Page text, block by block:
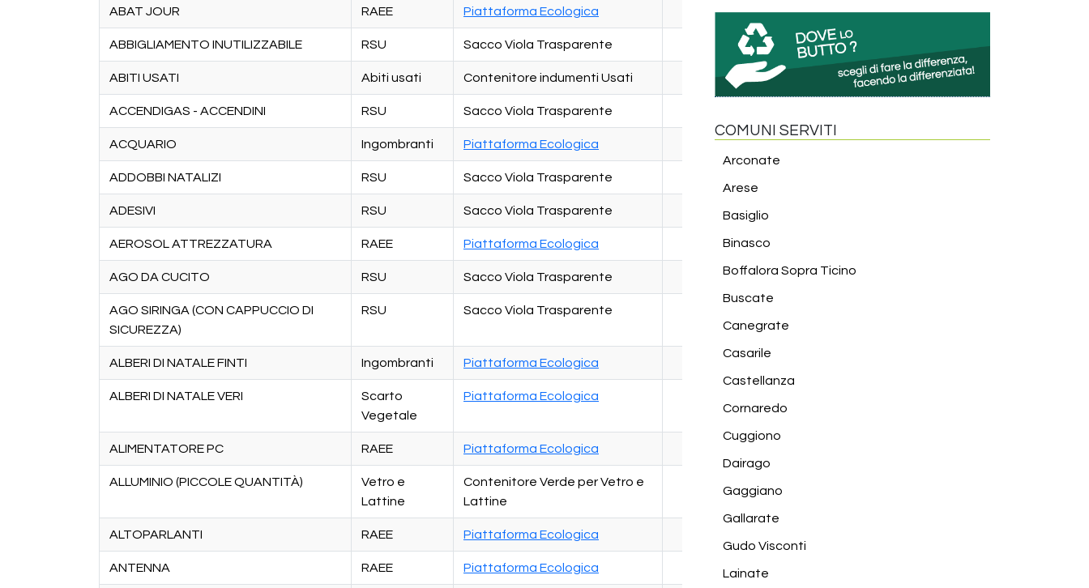
ABAT JOUR RAEE Piattaforma Ecologica
ABBIGLIAMENTO INUTILIZZABILE RSU Sacco Viola Trasparente
ABITI USATI Abiti usati Contenitore indumenti Usati
ACCENDIGAS - ACCENDINI RSU Sacco Viola Trasparente
ACQUARIO Ingombranti Piattaforma Ecologica
ADDOBBI NATALIZI RSU Sacco Viola Trasparente
ADESIVI RSU Sacco Viola Trasparente
AEROSOL ATTREZZATURA RAEE Piattaforma Ecologica
AGO DA CUCITO RSU Sacco Viola Trasparente
AGO SIRINGA (CON CAPPUCCIO DI
SICUREZZA)
RSU Sacco Viola Trasparente
ALBERI DI NATALE FINTI Ingombranti Piattaforma Ecologica
ALBERI DI NATALE VERI
Scarto
Vegetale
Piattaforma Ecologica
ALIMENTATORE PC RAEE Piattaforma Ecologica
ALLUMINIO (PICCOLE QUANTITÀ)
Vetro e
Lattine
Contenitore Verde per Vetro e
Lattine
ALTOPARLANTI RAEE Piattaforma Ecologica
ANTENNA RAEE Piattaforma Ecologica
COMUNI SERVITI
Arconate
Arese
Basiglio
Binasco
Boffalora Sopra Ticino
Buscate
Canegrate
Casarile
Castellanza
Cornaredo
Cuggiono
Dairago
Gaggiano
Gallarate
Gudo Visconti
Lainate